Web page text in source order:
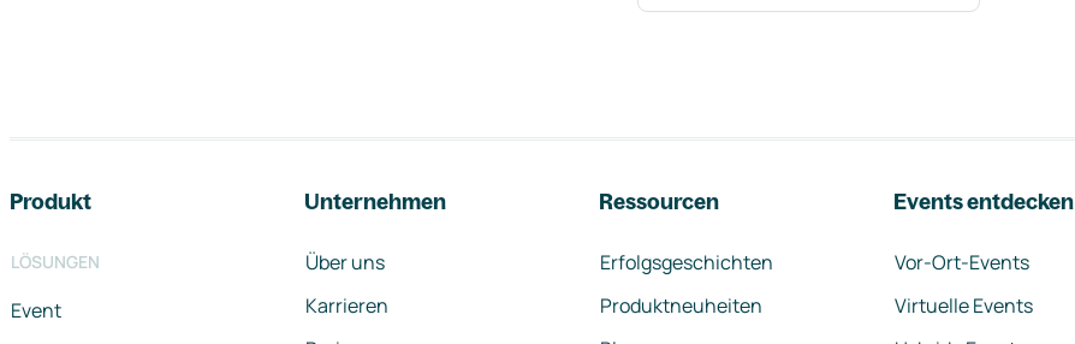
Produkt
LÖSUNGEN
Event
Unternehmen
Über uns
Karrieren
Ressourcen
Erfolgsgeschichten
Produktneuheiten
Events entdecken
Vor-Ort-Events
Virtuelle Events